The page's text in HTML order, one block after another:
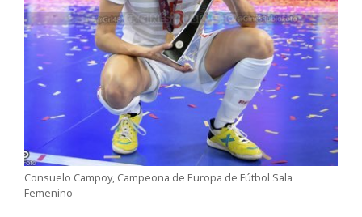
Consuelo Campoy, Campeona de Europa de Fútbol Sala
Femenino